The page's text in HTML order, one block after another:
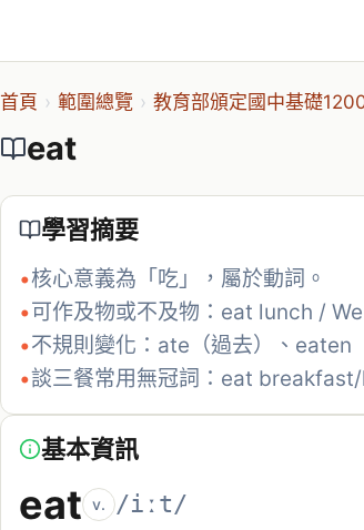
首頁 › 範圍總覽 › 教育部頒定國中基礎
eat
學習摘要
•核心意義為「吃」，屬於動詞。
•可作及物或不及物：eat lunch / We
•不規則變化：ate（過去）、eaten
•談三餐常用無冠詞：eat
基本資訊
eat v. /iːt/